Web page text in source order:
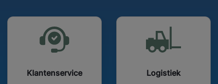
Klantenservice Logistiek